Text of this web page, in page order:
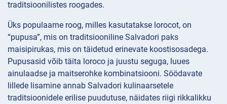
traditsioonilistes roogades.
Üks populaarne roog, milles kasutatakse lorocot, on
“pupusa”, mis on traditsiooniline Salvadori paks
maisipirukas, mis on täidetud erinevate koostisosadega.
Pupusasid võib täita loroco ja juustu seguga, luues
ainulaadse ja maitserohke kombinatsiooni. Söödavate
lillede lisamine annab Salvadori kulinaarsetele
traditsioonidele erilise puudutuse, näidates riigi rikkalikku